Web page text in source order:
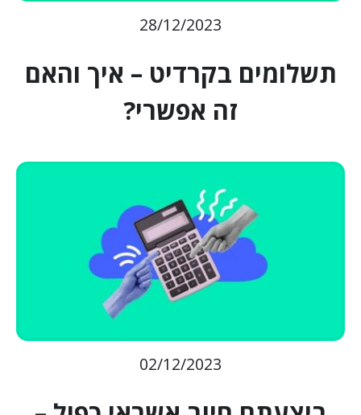
28/12/2023
תשלומים בקרדיט – איך והאם
זה אפשרי?
02/12/2023